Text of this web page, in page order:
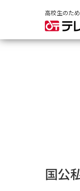
高校生のた
国公